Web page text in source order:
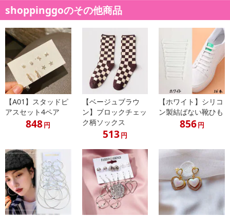
shoppinggoのその他商品
【A01】スタッドピ
アスセット4ペア
848円
【ベージュブラウ
ン】ブロックチェッ
ク柄ソックス
513円
【ホワイト】シリコ
ン製結ばない靴ひも
856円